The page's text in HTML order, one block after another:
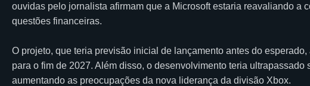
ouvidas pelo jornalista afirmam que a Microsoft estaria reavaliando a
questões financeiras.
O projeto, que teria previsão inicial de lançamento antes do
para o fim de 2027. Além disso, o desenvolvimento teria
aumentando as preocupações da nova liderança da divisão Xbox.